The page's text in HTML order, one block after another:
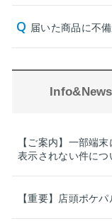
届いた商品に不
Info&News
【ご案内】一部端
表示されない件につ
【重要】店頭ポケ